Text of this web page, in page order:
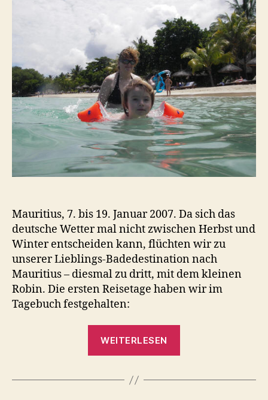
Mauritius, 7. bis 19. Januar 2007. Da sich das
deutsche Wetter mal nicht zwischen Herbst und
Winter entscheiden kann, flüchten wir zu
unserer Lieblings-Badedestination nach
Mauritius – diesmal zu dritt, mit dem kleinen
Robin. Die ersten Reisetage haben wir im
Tagebuch festgehalten:
WEITERLESEN